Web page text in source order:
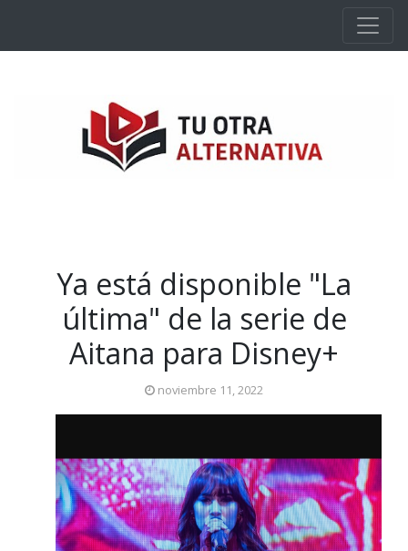
Ya está disponible "La
última" de la serie de
Aitana para Disney+
noviembre 11, 2022